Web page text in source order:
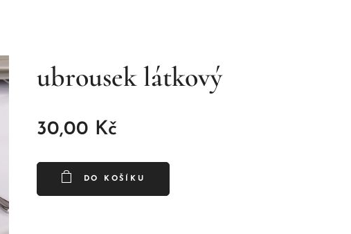
ubrousek látkový
30,00 Kč
DO KOŠÍKU